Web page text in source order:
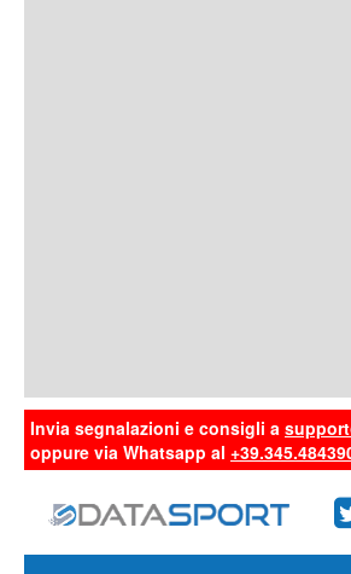
Invia segnalazioni e consigli a
oppure via Whatsapp al